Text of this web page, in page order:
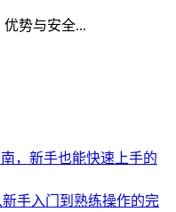
势与安全...
，新手也能快速上手的
手入门到熟练操作的完